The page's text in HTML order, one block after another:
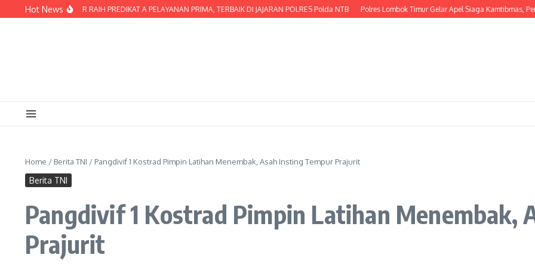
Lewati ke konten
Hot News
LOMBOK TIMUR RAIH PREDIKAT A PELAYANAN PRIMA, TERBAIK DI JAJARAN POLRES Polda NTB Polres Lombok Timur Gelar Apel Siaga Kamtibmas,
Home / Berita TNI / Pangdivif 1 Kostrad Pimpin Latihan Menembak, Asah Insting Tempur Prajurit
Berita TNI
Pangdivif 1 Kostrad Pimpin Latihan Menembak,
Prajurit